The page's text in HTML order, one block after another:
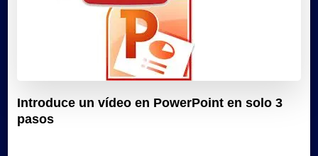
Introduce un vídeo en PowerPoint en solo 3
pasos